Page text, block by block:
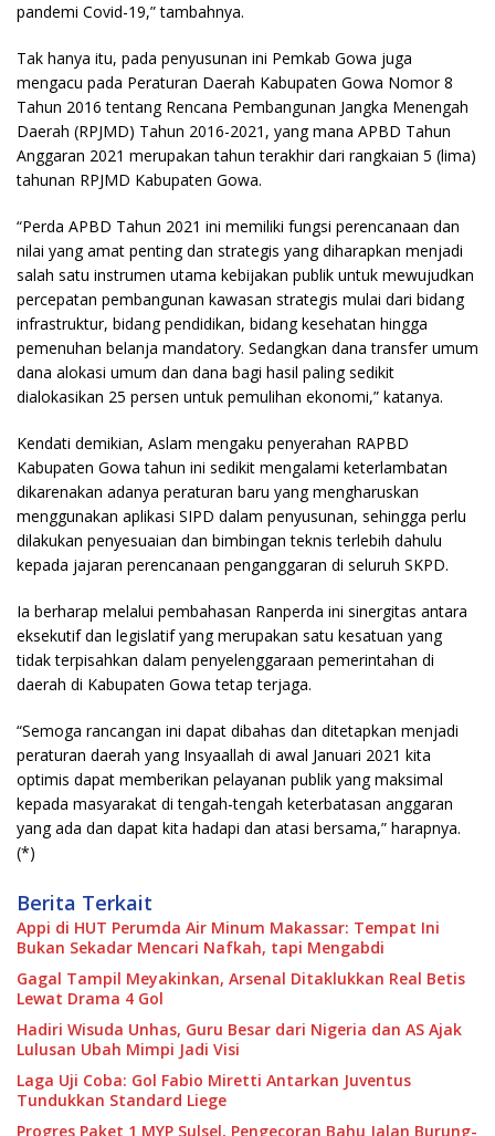
pandemi Covid-19,” tambahnya.
Tak hanya itu, pada penyusunan ini Pemkab Gowa juga
mengacu pada Peraturan Daerah Kabupaten Gowa Nomor 8
Tahun 2016 tentang Rencana Pembangunan Jangka Menengah
Daerah (RPJMD) Tahun 2016-2021, yang mana APBD Tahun
Anggaran 2021 merupakan tahun terakhir dari rangkaian 5 (lima)
tahunan RPJMD Kabupaten Gowa.
“Perda APBD Tahun 2021 ini memiliki fungsi perencanaan dan
nilai yang amat penting dan strategis yang diharapkan menjadi
salah satu instrumen utama kebijakan publik untuk mewujudkan
percepatan pembangunan kawasan strategis mulai dari bidang
infrastruktur, bidang pendidikan, bidang kesehatan hingga
pemenuhan belanja mandatory. Sedangkan dana transfer umum
dana alokasi umum dan dana bagi hasil paling sedikit
dialokasikan 25 persen untuk pemulihan ekonomi,” katanya.
Kendati demikian, Aslam mengaku penyerahan RAPBD
Kabupaten Gowa tahun ini sedikit mengalami keterlambatan
dikarenakan adanya peraturan baru yang mengharuskan
menggunakan aplikasi SIPD dalam penyusunan, sehingga perlu
dilakukan penyesuaian dan bimbingan teknis terlebih dahulu
kepada jajaran perencanaan penganggaran di seluruh SKPD.
Ia berharap melalui pembahasan Ranperda ini sinergitas antara
eksekutif dan legislatif yang merupakan satu kesatuan yang
tidak terpisahkan dalam penyelenggaraan pemerintahan di
daerah di Kabupaten Gowa tetap terjaga.
“Semoga rancangan ini dapat dibahas dan ditetapkan menjadi
peraturan daerah yang Insyaallah di awal Januari 2021 kita
optimis dapat memberikan pelayanan publik yang maksimal
kepada masyarakat di tengah-tengah keterbatasan anggaran
yang ada dan dapat kita hadapi dan atasi bersama,” harapnya.
(*)
Berita Terkait
Appi di HUT Perumda Air Minum Makassar: Tempat Ini
Bukan Sekadar Mencari Nafkah, tapi Mengabdi
Gagal Tampil Meyakinkan, Arsenal Ditaklukkan Real Betis
Lewat Drama 4 Gol
Hadiri Wisuda Unhas, Guru Besar dari Nigeria dan AS Ajak
Lulusan Ubah Mimpi Jadi Visi
Laga Uji Coba: Gol Fabio Miretti Antarkan Juventus
Tundukkan Standard Liege
Progres Paket 1 MYP Sulsel, Pengecoran Bahu Jalan Burung-